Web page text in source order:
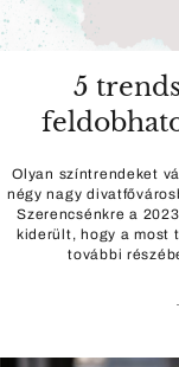
5
Olyan színtrendeket
négy nagy
Szerencsénkre a
kiderült, hogy a most
további